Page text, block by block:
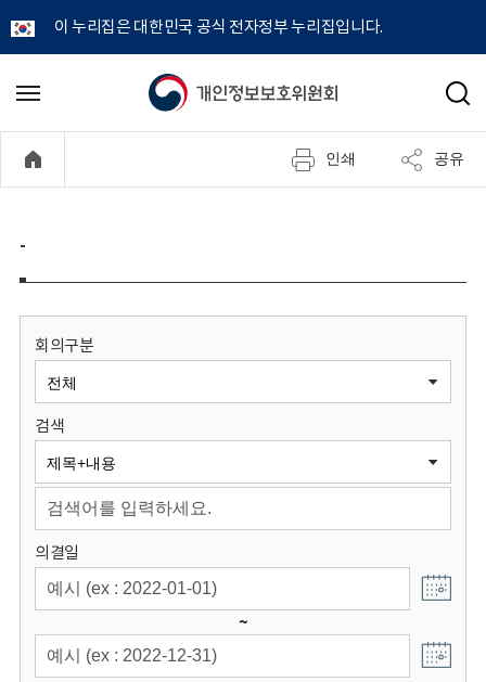
이 누리집은 대한민국 공식 전자정부 누리집입니다.
개
정
보
원
회
메
기
검
인쇄 공유
-
회의구분
검색
의결일
~